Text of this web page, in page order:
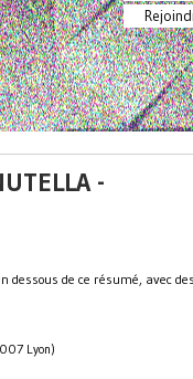
-
de ce résumé, avec
Lyon)